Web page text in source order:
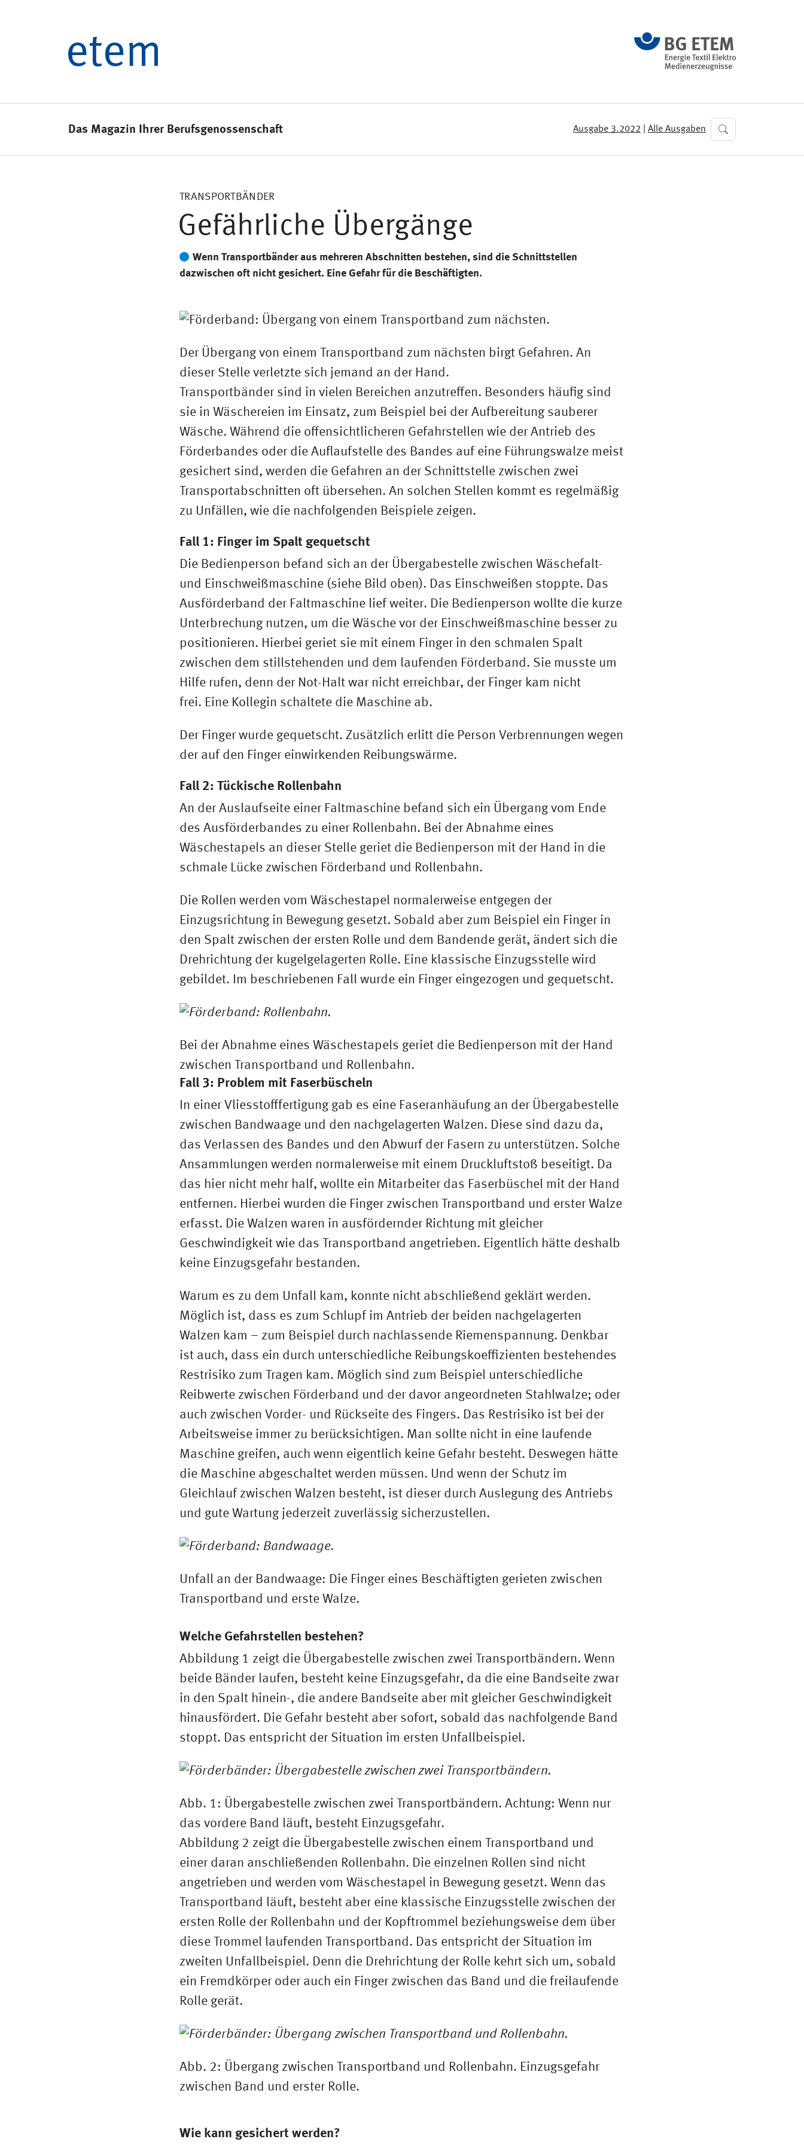
Das Magazin Ihrer Berufsgenossenschaft Ausgabe 3.2022 Alle Ausgaben
TRANSPORTBÄNDER
Gefährliche Übergänge
Wenn Transportbänder aus mehreren Abschnitten bestehen, sind die Schnittstellen
dazwischen oft nicht gesichert. Eine Gefahr für die Beschäftigten.
Der Übergang von einem Transportband zum nächsten birgt Gefahren. An
dieser Stelle verletzte sich jemand an der Hand.
Transportbänder sind in vielen Bereichen anzutreffen. Besonders häufig sind
sie in Wäschereien im Einsatz, zum Beispiel bei der Aufbereitung sauberer
Wäsche. Während die offensichtlicheren Gefahrstellen wie der Antrieb des
Förderbandes oder die Auflaufstelle des Bandes auf eine Führungswalze meist
gesichert sind, werden die Gefahren an der Schnittstelle zwischen zwei
Transportabschnitten oft übersehen. An solchen Stellen kommt es regelmäßig
zu Unfällen, wie die nachfolgenden Beispiele zeigen.
Fall 1: Finger im Spalt gequetscht
Die Bedienperson befand sich an der Übergabestelle zwischen Wäschefalt-
und Einschweißmaschine (siehe Bild oben). Das Einschweißen stoppte. Das
Ausförderband der Faltmaschine lief weiter. Die Bedienperson wollte die kurze
Unterbrechung nutzen, um die Wäsche vor der Einschweißmaschine besser zu
positionieren. Hierbei geriet sie mit einem Finger in den schmalen Spalt
zwischen dem stillstehenden und dem laufenden Förderband. Sie musste um
Hilfe rufen, denn der Not-Halt war nicht erreichbar, der Finger kam nicht
frei. Eine Kollegin schaltete die Maschine ab.
Der Finger wurde gequetscht. Zusätzlich erlitt die Person Verbrennungen wegen
der auf den Finger einwirkenden Reibungswärme.
Fall 2: Tückische Rollenbahn
An der Auslaufseite einer Faltmaschine befand sich ein Übergang vom Ende
des Ausförderbandes zu einer Rollenbahn. Bei der Abnahme eines
Wäschestapels an dieser Stelle geriet die Bedienperson mit der Hand in die
schmale Lücke zwischen Förderband und Rollenbahn.
Die Rollen werden vom Wäschestapel normalerweise entgegen der
Einzugsrichtung in Bewegung gesetzt. Sobald aber zum Beispiel ein Finger in
den Spalt zwischen der ersten Rolle und dem Bandende gerät, ändert sich die
Drehrichtung der kugelgelagerten Rolle. Eine klassische Einzugsstelle wird
gebildet. Im beschriebenen Fall wurde ein Finger eingezogen und gequetscht.
Bei der Abnahme eines Wäschestapels geriet die Bedienperson mit der Hand
zwischen Transportband und Rollenbahn.
Fall 3: Problem mit Faserbüscheln
In einer Vliesstofffertigung gab es eine Faseranhäufung an der Übergabestelle
zwischen Bandwaage und den nachgelagerten Walzen. Diese sind dazu da,
das Verlassen des Bandes und den Abwurf der Fasern zu unterstützen. Solche
Ansammlungen werden normalerweise mit einem Druckluftstoß beseitigt. Da
das hier nicht mehr half, wollte ein Mitarbeiter das Faserbüschel mit der Hand
entfernen. Hierbei wurden die Finger zwischen Transportband und erster Walze
erfasst. Die Walzen waren in ausfördernder Richtung mit gleicher
Geschwindigkeit wie das Transportband angetrieben. Eigentlich hätte deshalb
keine Einzugsgefahr bestanden.
Warum es zu dem Unfall kam, konnte nicht abschließend geklärt werden.
Möglich ist, dass es zum Schlupf im Antrieb der beiden nachgelagerten
Walzen kam – zum Beispiel durch nachlassende Riemenspannung. Denkbar
ist auch, dass ein durch unterschiedliche Reibungskoeffizienten bestehendes
Restrisiko zum Tragen kam. Möglich sind zum Beispiel unterschiedliche
Reibwerte zwischen Förderband und der davor angeordneten Stahlwalze; oder
auch zwischen Vorder- und Rückseite des Fingers. Das Restrisiko ist bei der
Arbeitsweise immer zu berücksichtigen. Man sollte nicht in eine laufende
Maschine greifen, auch wenn eigentlich keine Gefahr besteht. Deswegen hätte
die Maschine abgeschaltet werden müssen. Und wenn der Schutz im
Gleichlauf zwischen Walzen besteht, ist dieser durch Auslegung des Antriebs
und gute Wartung jederzeit zuverlässig sicherzustellen.
Unfall an der Bandwaage: Die Finger eines Beschäftigten gerieten zwischen
Transportband und erste Walze.
Welche Gefahrstellen bestehen?
Abbildung 1 zeigt die Übergabestelle zwischen zwei Transportbändern. Wenn
beide Bänder laufen, besteht keine Einzugsgefahr, da die eine Bandseite zwar
in den Spalt hinein-, die andere Bandseite aber mit gleicher Geschwindigkeit
hinausfördert. Die Gefahr besteht aber sofort, sobald das nachfolgende Band
stoppt. Das entspricht der Situation im ersten Unfallbeispiel.
Abb. 1: Übergabestelle zwischen zwei Transportbändern. Achtung: Wenn nur
das vordere Band läuft, besteht Einzugsgefahr.
Abbildung 2 zeigt die Übergabestelle zwischen einem Transportband und
einer daran anschließenden Rollenbahn. Die einzelnen Rollen sind nicht
angetrieben und werden vom Wäschestapel in Bewegung gesetzt. Wenn das
Transportband läuft, besteht aber eine klassische Einzugsstelle zwischen der
ersten Rolle der Rollenbahn und der Kopftrommel beziehungsweise dem über
diese Trommel laufenden Transportband. Das entspricht der Situation im
zweiten Unfallbeispiel. Denn die Drehrichtung der Rolle kehrt sich um, sobald
ein Fremdkörper oder auch ein Finger zwischen das Band und die freilaufende
Rolle gerät.
Abb. 2: Übergang zwischen Transportband und Rollenbahn. Einzugsgefahr
zwischen Band und erster Rolle.
Wie kann gesichert werden?